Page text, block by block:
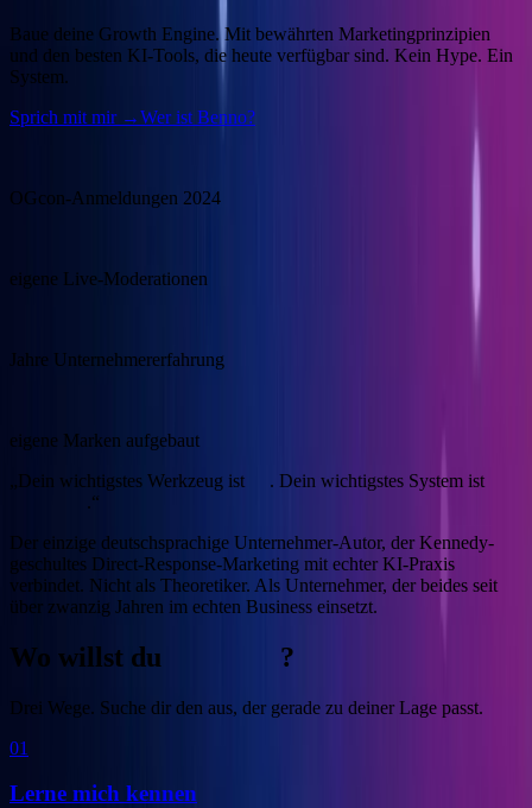
Baue deine Growth Engine.Mit bewährten Marketingprinzipien
und den besten KI-Tools, die heute verfügbar sind. Kein Hype. Ein
System.
Sprich mit mir →Wer ist Benno?
OGcon-Anmeldungen 2024
eigene Live-Moderationen
Jahre Unternehmererfahrung
eigene Marken aufgebaut
„Dein wichtigstes Werkzeug ist
. Dein wichtigstes System ist
.“
Der einzige deutschsprachige Unternehmer-Autor, der Kennedy-
geschultes Direct-Response-Marketing mit echter KI-Praxis
verbindet. Nicht als Theoretiker. Als Unternehmer, der beides seit
über zwanzig Jahren im echten Business einsetzt.
Wo willst du ?
Drei Wege. Suche dir den aus, der gerade zu deiner Lage passt.
01
Lerne mich kennen